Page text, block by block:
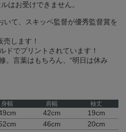
はお受けできません。
いて、スキッベ監督が優秀監督賞を
します！
ドでプリントされています！
。言葉はもちろん、“明日は休み
身幅 肩幅 袖丈
42cm
19cm
46cm
20cm